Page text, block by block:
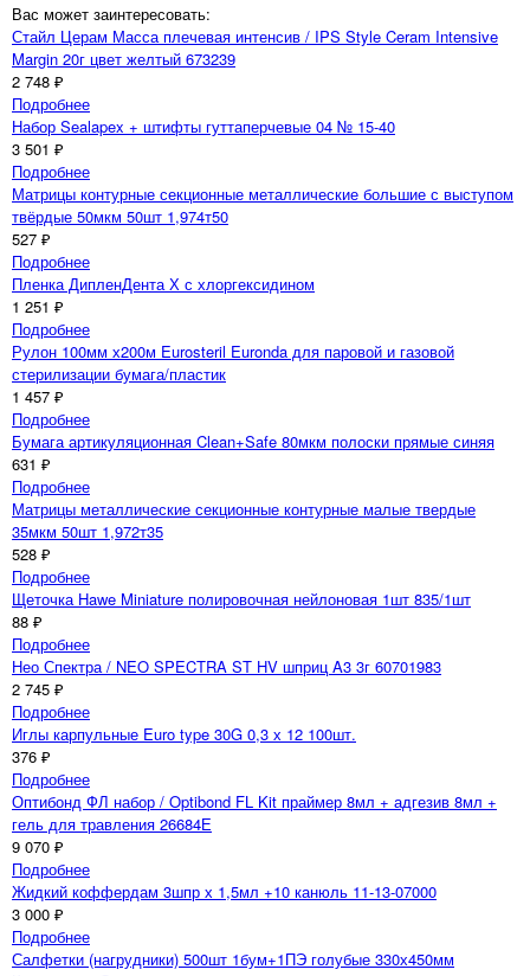
Вас может заинтересовать:
Стайл Церам Масса плечевая интенсив / IPS Style Ceram Intensive
Margin 20г цвет желтый 673239
2 748 ₽
Подробнее
Набор Sealapex + штифты гуттаперчевые 04 № 15-40
3 501 ₽
Подробнее
Матрицы контурные секционные металлические большие с выступом
твёрдые 50мкм 50шт 1,974т50
527 ₽
Подробнее
Пленка ДипленДента Х с хлоргексидином
1 251 ₽
Подробнее
Рулон 100мм х200м Eurosteril Euronda для паровой и газовой
стерилизации бумага/пластик
1 457 ₽
Подробнее
Бумага артикуляционная Clean+Safe 80мкм полоски прямые синяя
631 ₽
Подробнее
Матрицы металлические секционные контурные малые твердые
35мкм 50шт 1,972т35
528 ₽
Подробнее
Щеточка Hawe Miniature полировочная нейлоновая 1шт 835/1шт
88 ₽
Подробнее
Нео Спектра / NEO SPECTRA ST HV шприц A3 3г 60701983
2 745 ₽
Подробнее
Иглы карпульные Euro type 30G 0,3 х 12 100шт.
376 ₽
Подробнее
Оптибонд ФЛ набор / Optibond FL Kit праймер 8мл + адгезив 8мл +
гель для травления 26684Е
9 070 ₽
Подробнее
Жидкий коффердам 3шпр х 1,5мл +10 канюль 11-13-07000
3 000 ₽
Подробнее
Салфетки (нагрудники) 500шт 1бум+1ПЭ голубые 330х450мм